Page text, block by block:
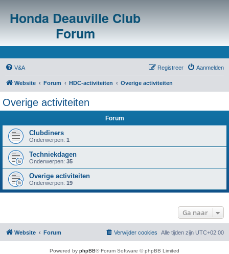
Honda Deauville Club
Forum
V&A Aanmelden
Registreer
Website Forum HDC-activiteiten Overige activiteiten
Overige activiteiten
Forum
Clubdiners
Onderwerpen: 1
Techniekdagen
Onderwerpen: 35
Overige activiteiten
Onderwerpen: 19
Ga naar
Website Forum Alle tijden zijn UTC+02:00
Verwijder cookies
Powered by phpBB® Forum Software © phpBB Limited